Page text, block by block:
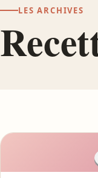
LES ARCHIVES